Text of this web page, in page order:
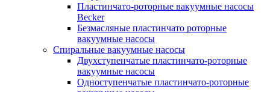
Пластинчато-роторные вакуумные насосы
Becker
Безмасляные пластинчато роторные
вакуумные насосы
Спиральные вакуумные насосы
Двухступенчатые пластинчато-роторные
вакуумные насосы
Одноступенчатые пластинчато-роторные